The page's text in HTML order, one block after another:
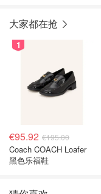
大家都在抢
1
€95.92 €195.00
Coach COACH Loafer
黑色乐福鞋